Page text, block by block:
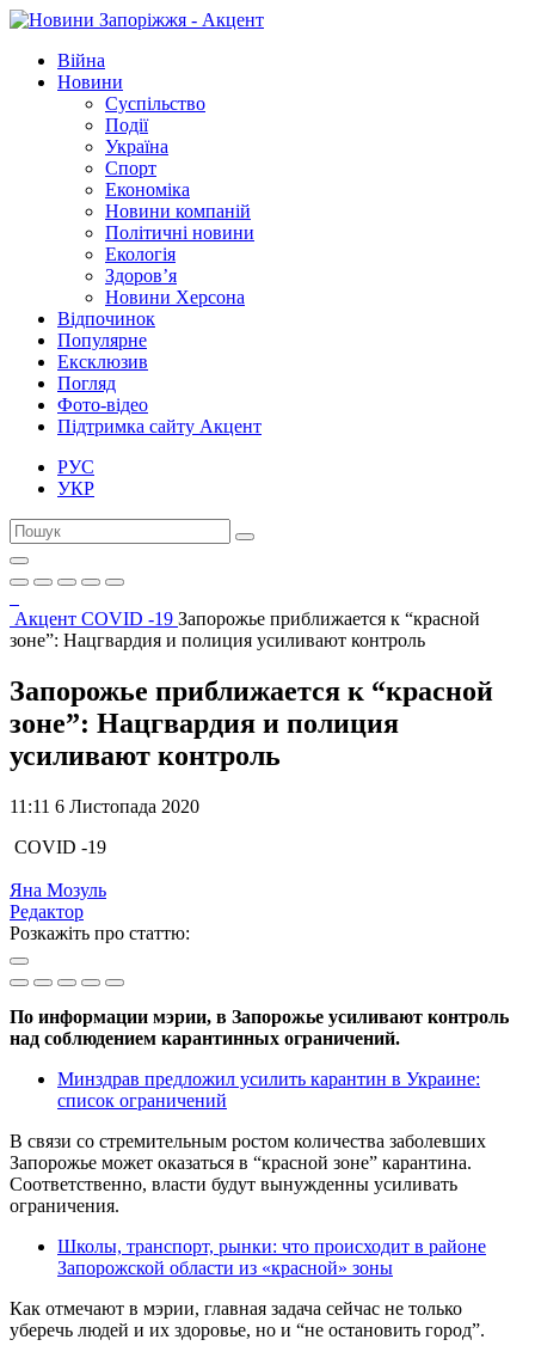
Війна
Новини
Суспільство
Події
Україна
Спорт
Економіка
Новини компаній
Політичні новини
Екологія
Здоров’я
Новини Херсона
Відпочинок
Популярне
Ексклюзив
Погляд
Фото-відео
Підтримка сайту Акцент
РУС
УКР
Акцент COVID -19 Запорожье приближается к “красной
зоне”: Нацгвардия и полиция усиливают контроль
Запорожье приближается к “красной
зоне”: Нацгвардия и полиция
усиливают контроль
11:11 6 Листопада 2020
COVID -19
Яна Мозуль
Редактор
Розкажіть про статтю:
По информации мэрии, в Запорожье усиливают контроль
над соблюдением карантинных ограничений.
Минздрав предложил усилить карантин в Украине:
список ограничений
В связи со стремительным ростом количества заболевших
Запорожье может оказаться в “красной зоне” карантина.
Соответственно, власти будут вынужденны усиливать
ограничения.
Школы, транспорт, рынки: что происходит в районе
Запорожской области из «красной» зоны
Как отмечают в мэрии, главная задача сейчас не только
уберечь людей и их здоровье, но и “не остановить город”.